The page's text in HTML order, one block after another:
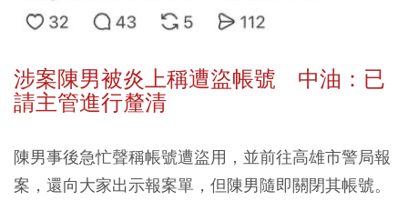
涉案陳男被炎上稱遭盜帳號 中油：已
請主管進行釐清
陳男事後急忙聲稱帳號遭盜用，並前往高雄市警局報
案，還向大家出示報案單，但陳男隨即關閉其帳號。